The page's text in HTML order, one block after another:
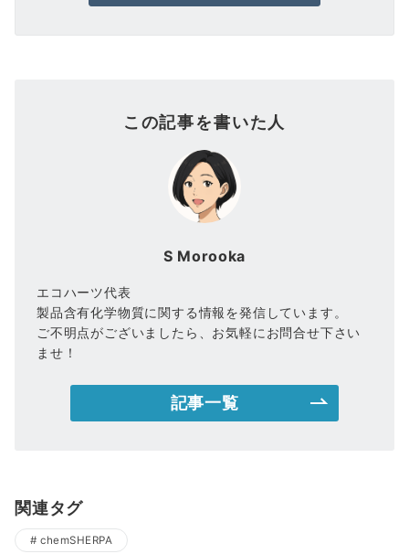
この記事を書いた人
S Morooka
エコハーツ代表
製品含有化学物質に関する情報を発信しています。
ご不明点がございましたら、お気軽にお問合せ下さい
ませ！
記事一覧
関連タグ
chemSHERPA